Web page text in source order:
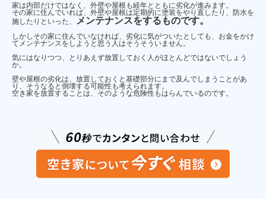
家は内部だけではなく、外壁や屋根も経年とともに劣化が進みます。
その家に住んでいれば、外壁や屋根は定期的に塗装をやり直したり、防水を
施したりといった、
メンテナンスをするものです。
しかしその家に住んでいなければ、劣化に気がついたとしても、お金をかけ
てメンテナンスをしようと思う人はそうそういません。
気にはなりつつ、とりあえず放置しておく人がほとんどではないでしょう
か。
壁や屋根の劣化は、放置しておくと基礎部分にまで及んでしまうことがあ
り、そうなると倒壊する可能性も考えられます。
空き家を放置することは、そのような危険性もはらんでいるのです。